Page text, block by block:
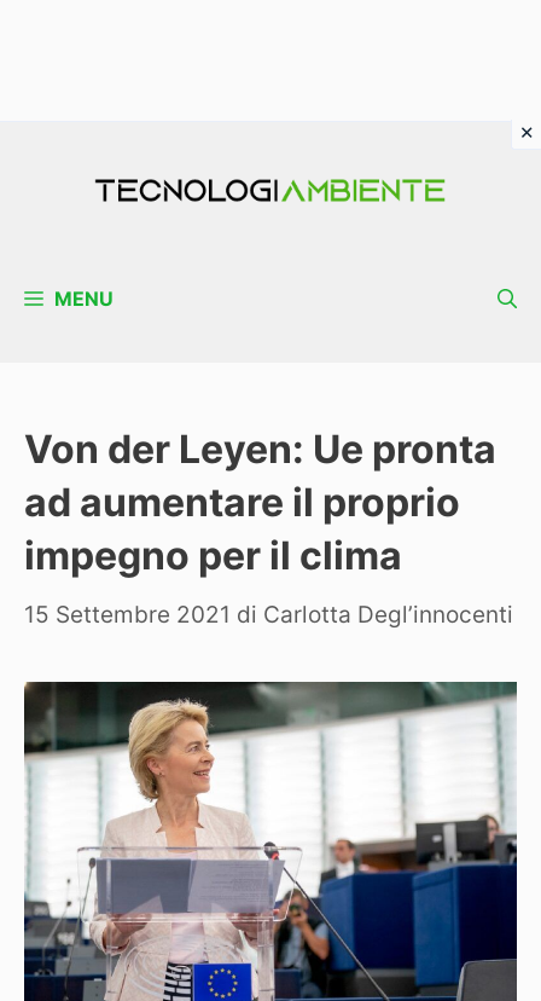
MENU
Von der Leyen: Ue pronta
ad aumentare il proprio
impegno per il clima
15 Settembre 2021 di Carlotta Degl’innocenti